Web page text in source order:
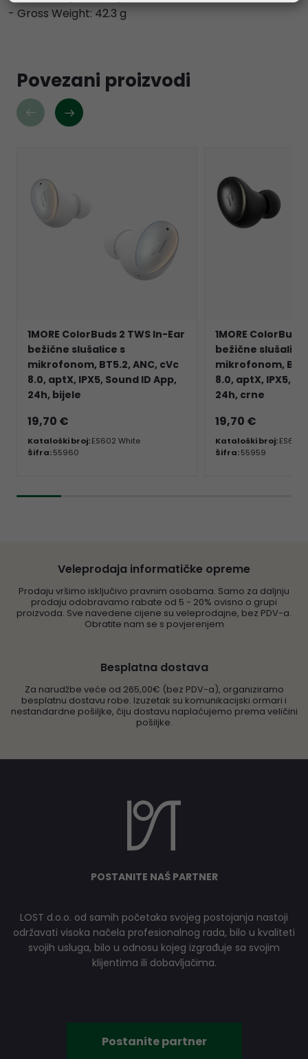
- Gross Weight: 42.3 g
Povezani proizvodi
1MORE ColorBuds 2 TWS In-Ear
bežične slušalice s
mikrofonom, BT5.2, ANC, cVc
8.0, aptX, IPX5, Sound ID App,
24h, bijele
19,70 €
Kataloški broj:ES602 White
Šifra:55960
1MORE
bežične slušalice
mikrofonom,
8.0, aptX, IPX5,
24h, crne
19,70 €
Kataloški broj:ES602
Šifra:55959
Veleprodaja informatičke opreme
Prodaju vršimo isključivo pravnim osobama. Samo za daljnju
prodaju odobravamo rabate od 5 - 20% ovisno o grupi
proizvoda. Sve navedene cijene su veleprodajne, bez PDV-a.
Obratite nam se s povjerenjem
Besplatna dostava
Za narudžbe veće od 265,00€ (bez PDV-a), organiziramo
besplatnu dostavu robe. Izuzetak su komunikacijski ormari i
nestandardne pošiljke, čiju dostavu naplaćujemo prema veličini
pošiljke.
POSTANITE NAŠ PARTNER
LOST d.o.o. od samih početaka svojeg postojanja nastoji
održavati visoka načela profesionalnog rada, bilo u kvaliteti
svojih usluga, bilo u odnosu kojeg izgrađuje sa svojim
klijentima ili dobavljačima.
Postanite partner